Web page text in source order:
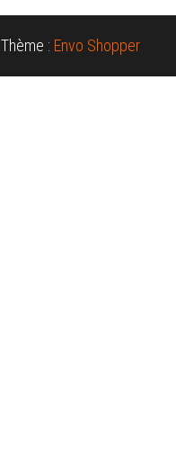
Thème : Envo Shopper